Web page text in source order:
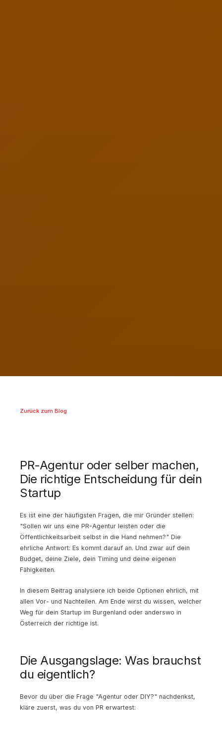
Zurück zum Blog
PR-Agentur oder selber machen,
Die richtige Entscheidung für dein
Startup
Es ist eine der häufigsten Fragen, die mir Gründer stellen:
"Sollen wir uns eine PR-Agentur leisten oder die
Öffentlichkeitsarbeit selbst in die Hand nehmen?" Die
ehrliche Antwort: Es kommt darauf an. Und zwar auf dein
Budget, deine Ziele, dein Timing und deine eigenen
Fähigkeiten.
In diesem Beitrag analysiere ich beide Optionen ehrlich, mit
allen Vor- und Nachteilen. Am Ende wirst du wissen, welcher
Weg für dein Startup im Burgenland oder anderswo in
Österreich der richtige ist.
Die Ausgangslage: Was brauchst
du eigentlich?
Bevor du über die Frage "Agentur oder DIY?" nachdenkst,
kläre zuerst, was du von PR erwartest: